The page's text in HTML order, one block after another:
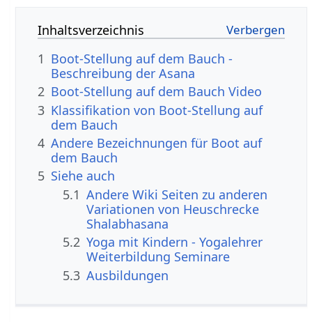
Inhaltsverzeichnis
1 Boot-Stellung auf dem Bauch -
Beschreibung der Asana
2 Boot-Stellung auf dem Bauch Video
3 Klassifikation von Boot-Stellung auf
dem Bauch
4 Andere Bezeichnungen für Boot auf
dem Bauch
5 Siehe auch
5.1 Andere Wiki Seiten zu anderen
Variationen von Heuschrecke
Shalabhasana
5.2 Yoga mit Kindern - Yogalehrer
Weiterbildung Seminare
5.3 Ausbildungen